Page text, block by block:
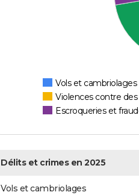
Vols et cambriolages
Violences contre
Escroqueries et
Délits et crimes en 2025
Vols et cambriolages